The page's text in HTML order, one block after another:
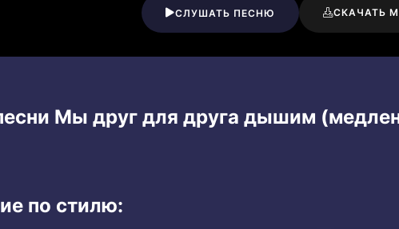
СЛУШАТЬ ПЕСНЮ СКАЧАТЬ
Мы друг для друга дышим
по стилю: